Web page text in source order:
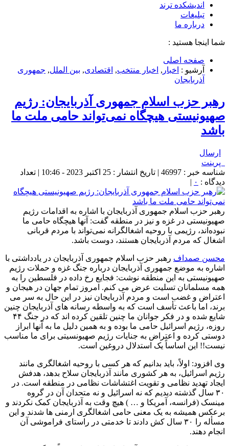
اندیشکده ترند
تبلیغات
درباره ما
شما اینجا هستید :
صفحه اصلی
آرشیو : اخبار , اخبار منتخب, اقتصادی, بین الملل, جمهوری
آذربایجان
رهبر حزب اسلام جمهوری آذربایجان: رژیم
صهیونیستی هیچگاه نمی‌تواند حامی ملت ما
باشد
ارسال
پرینت
شناسه خبر : 46997 | تاریخ انتشار : 25 اکتبر 2023 - 10:46 | تعداد
دیدگاه : ۰ |
رهبر حزب اسلام جمهوری آذربایجان با اشاره به اقدامات رژیم
صهیونیستی در غزه و نیز در منطقه گفت: آنها هیچگاه حامی ما
نبوده‌اند، رژیمی با روحیه اشغالگرانه نمی‌تواند با مردم قربانی
اشغال که مردم آذربایجان هستند، دوست باشد.
محسن صمداف رهبر حزب اسلام جمهوری آذربایجان در یادداشتی با
اشاره به موضع جمهوری آذربایجان درباره جنگ غزه و حملات رژیم
صهیونیستی به این منطقه نوشت: فجایع رخ داده در فلسطین را به
همه مسلمانان تسلیت عرض می کنم. امروز تمام جهان در هیجان و
اعتراض و غضب است و مردم آذربایجان نیز در این حال به سر می
برند، اما باعث تأسف است که به واسطه رسانه های آذربایجان چنین
شایع شده و در فکر جوانان ما چنین تلقین کرده اند که در جنگ ۴۴
روزه، رژیم اسرائیل حامی ما بوده و به همین دلیل ما به آنها ابراز
دوستی کرده و اعتراض به جنایات رژیم صهیونسیتی برای ما مناسب
نیست!! این اساساً یک استدلال دروغین است.
وی افزود: اولاً، باید بدانیم که هر کسی با روحیه اشغالگری مانند
رژیم اسرائیل، به هر کشوری مانند آذربایجان سلاح بدهد، هدفش
ایجاد تهدید نظامی و تقویت اغتشاشات نظامی در منطقه است. در
۳۰ سال گذشته دیدیم که نه اسرائیل و نه متحدان آن در گروه
مینسک (فرانسه، آمریکا و … ) هیچ وقت به آذربایجان کمک نکردند و
برعکس همیشه به یک معنی حامی اشغالگری ارمنی ها شدند و این
مسأله را ۳۰ سال کش دادند تا خدمتی در راستای فراموشی آن
انجام دهند.